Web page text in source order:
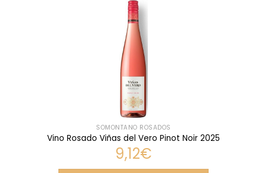
SOMONTANO ROSADOS
Vino Rosado Viñas del Vero Pinot Noir 2025
9,12€